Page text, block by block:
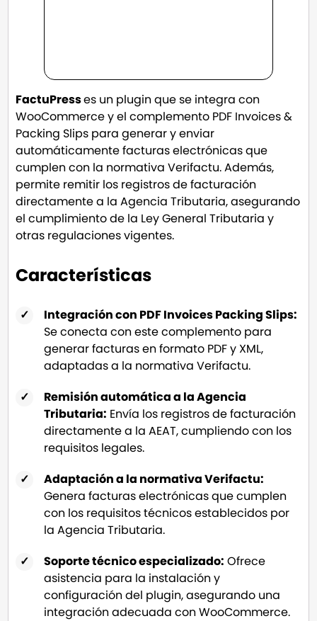
FactuPresses un plugin que se integra con
WooCommerce y el complemento PDF Invoices &
Packing Slips para generar y enviar
automáticamente facturas electrónicas que
cumplen con la normativa Verifactu. Además,
permite remitir los registros de facturación
directamente a la Agencia Tributaria, asegurando
el cumplimiento de la Ley General Tributaria y
otras regulaciones vigentes.
Características
Integración con PDF Invoices Packing Slips:
Se conecta con este complemento para
generar facturas en formato PDF y XML,
adaptadas a la normativa Verifactu.
Remisión automática a la Agencia
Tributaria: Envía los registros de facturación
directamente a la AEAT, cumpliendo con los
requisitos legales.
Adaptación a la normativa Verifactu:
Genera facturas electrónicas que cumplen
con los requisitos técnicos establecidos por
la Agencia Tributaria.
Soporte técnico especializado: Ofrece
asistencia para la instalación y
configuración del plugin, asegurando una
integración adecuada con WooCommerce.